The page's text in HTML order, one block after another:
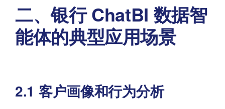
二、银行 ChatBI 数据智
能体的典型应用场景
2.1 客户画像和行为分析